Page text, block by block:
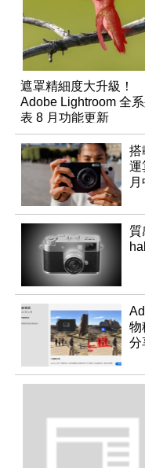
遮罩精細度大升級！
Adobe Lightroom 全
表 8 月功能更新
搭
運
質
物
分